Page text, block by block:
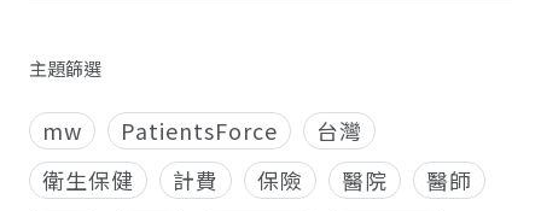
主題篩選
mw PatientsForce
台灣
衛生保健
計費 保險 醫院
醫師